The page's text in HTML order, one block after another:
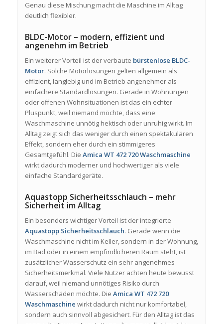
Genau diese Mischung macht die Maschine im Alltag
deutlich flexibler.
BLDC-Motor – modern, effizient und
angenehm im Betrieb
Ein weiterer Vorteil ist der verbaute bürstenlose BLDC-
Motor. Solche Motorlösungen gelten allgemein als
effizient, langlebig und im Betrieb angenehmer als
einfachere Standardlösungen. Gerade in Wohnungen
oder offenen Wohnsituationen ist das ein echter
Pluspunkt, weil niemand möchte, dass eine
Waschmaschine unnötig hektisch oder unruhig wirkt. Im
Alltag zeigt sich das weniger durch einen spektakulären
Effekt, sondern eher durch ein stimmigeres
Gesamtgefühl. Die Amica WT 472 720 Waschmaschine
wirkt dadurch moderner und hochwertiger als viele
einfache Standardgeräte.
Aquastopp Sicherheitsschlauch – mehr
Sicherheit im Alltag
Ein besonders wichtiger Vorteil ist der integrierte
Aquastopp Sicherheitsschlauch. Gerade wenn die
Waschmaschine nicht im Keller, sondern in der Wohnung,
im Bad oder in einem empfindlicheren Raum steht, ist
zusätzlicher Wasserschutz ein sehr angenehmes
Sicherheitsmerkmal. Viele Nutzer achten heute bewusst
darauf, weil niemand unnötiges Risiko durch
Wasserschäden möchte. Die Amica WT 472 720
Waschmaschine wirkt dadurch nicht nur komfortabel,
sondern auch sinnvoll abgesichert. Für den Alltag ist das